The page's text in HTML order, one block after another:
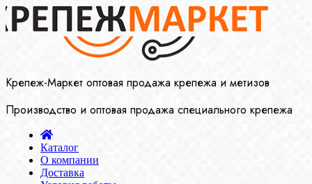
Крепеж-Маркет оптовая продажа крепежа и метизов
Производство и оптовая продажа специального крепежа
Каталог
О компании
Доставка